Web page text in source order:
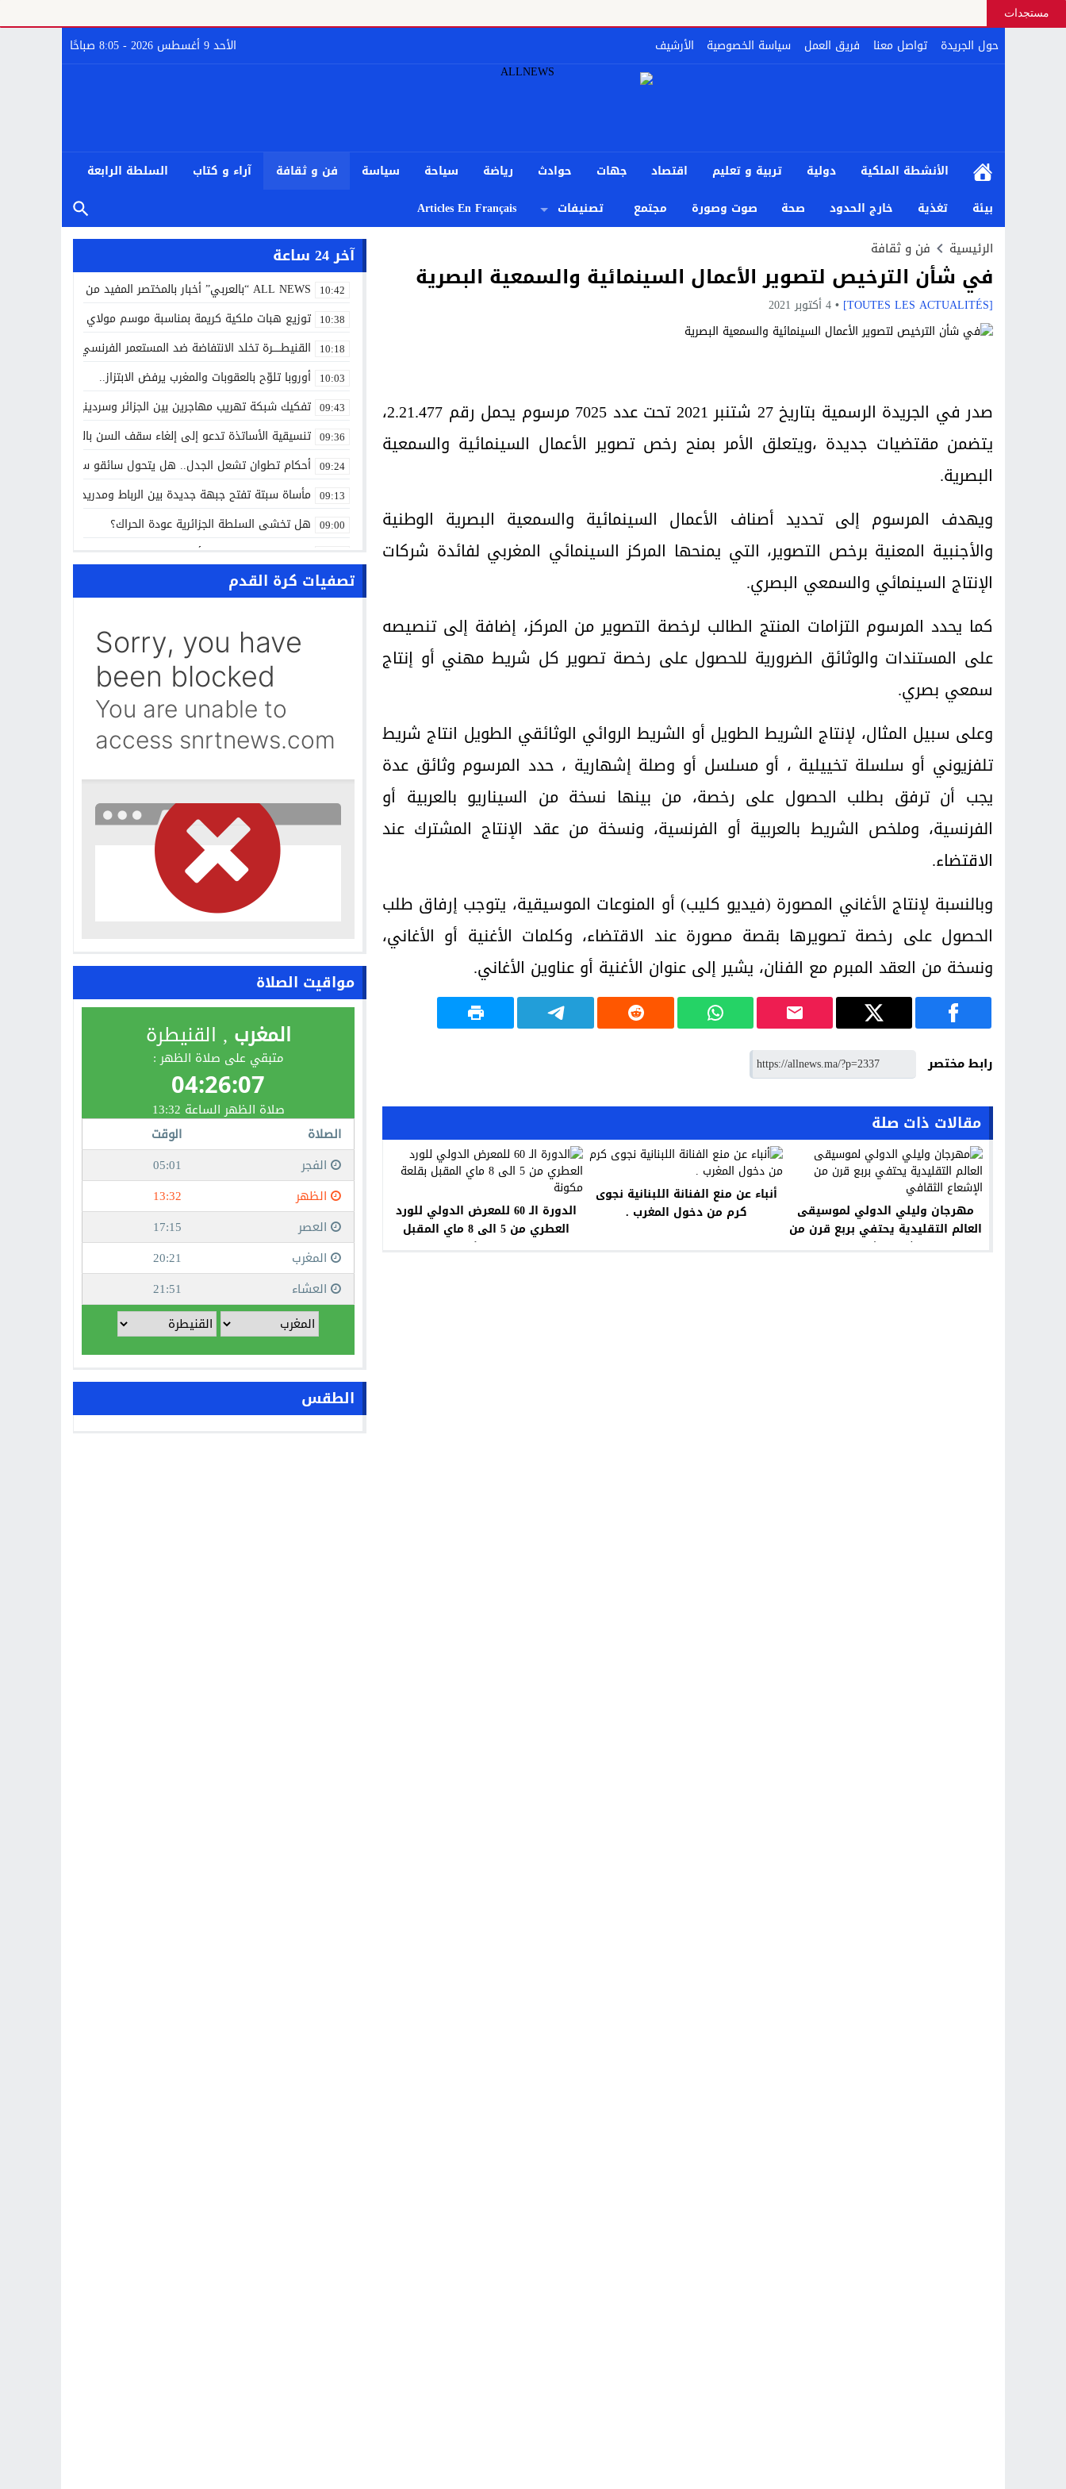
مستجدات
حول الجريدة تواصل معنا فريق العمل سياسة الخصوصية الأرشيف الأحد 9 أغسطس 2026 - 8:05 صباحًا
الأنشطة الملكية دولية تربية و تعليم اقتصاد جهات حوادث رياضة سياحة سياسة فن و ثقافة آراء و كتاب
السلطة الرابعة
بيئة
تغذية خارج الحدود صحة صوت وصورة مجتمع تصنيفات Articles En Français
الرئيسية فن و ثقافة
في شأن الترخيص لتصوير الأعمال السينمائية والسمعية البصرية
[TOUTES LES ACTUALITÉS] 4 أكتوبر 2021
صدر في الجريدة الرسمية بتاريخ 27 شتنبر 2021 تحت عدد 7025 مرسوم يحمل رقم 2.21.477،
يتضمن مقتضيات جديدة ،ويتعلق الأمر بمنح رخص تصوير الأعمال السينمائية والسمعية
البصرية.
ويهدف المرسوم إلى تحديد أصناف الأعمال السينمائية والسمعية البصرية الوطنية
والأجنبية المعنية برخص التصوير، التي يمنحها المركز السينمائي المغربي لفائدة شركات
الإنتاج السينمائي والسمعي البصري.
كما يحدد المرسوم التزامات المنتج الطالب لرخصة التصوير من المركز، إضافة إلى تنصيصه
على المستندات والوثائق الضرورية للحصول على رخصة تصوير كل شريط مهني أو إنتاج
سمعي بصري.
وعلى سبيل المثال، لإنتاج الشريط الطويل أو الشريط الروائي الوثائقي الطويل انتاج شريط
تلفزيوني أو سلسلة تخييلية ، أو مسلسل أو وصلة إشهارية ، حدد المرسوم وثائق عدة
يجب أن ترفق بطلب الحصول على رخصة، من بينها نسخة من السيناريو بالعربية أو
الفرنسية، وملخص الشريط بالعربية أو الفرنسية، ونسخة من عقد الإنتاج المشترك عند
الاقتضاء.
وبالنسبة لإنتاج الأغاني المصورة (فيديو كليب) أو المنوعات الموسيقية، يتوجب إرفاق طلب
الحصول على رخصة تصويرها بقصة مصورة عند الاقتضاء، وكلمات الأغنية أو الأغاني،
ونسخة من العقد المبرم مع الفنان، يشير إلى عنوان الأغنية أو عناوين الأغاني.
رابط مختصر
مقالات ذات صلة
مهرجان وليلي الدولي لموسيقى
العالم التقليدية يحتفي بربع قرن من
الإشعاع الثقافي
أنباء عن منع الفنانة اللبنانية نجوى
كرم من دخول ‏المغرب .‏
الدورة الـ 60 للمعرض الدولي للورد
العطري من 5 الى 8 ماي المقبل
بقلعة مكونة
آخر 24 ساعة
10:42 ALL NEWS “بالعربي” أخبار بالمختصر المفيد من كل حدب وصوب
10:38 توزيع هبات ملكية كريمة بمناسبة موسم مولاي إدريس الأكبر
10:18 القنيطـــــرة تخلد الانتفاضة ضد المستعمر الفرنسي أيام 7 و8 و9 غشت 1954.
10:03 أوروبا تلوّح بالعقوبات والمغرب يرفض الابتزاز..
09:43 تفكيك شبكة تهريب مهاجرين بين الجزائر وسردينيا وفرنسا
09:36 تنسيقية الأساتذة تدعو إلى إلغاء سقف السن بالتوظيف العمومي
09:24 أحكام تطوان تشعل الجدل.. هل يتحول سائقو سيارات الأجرة إلى
09:13 مأساة سبتة تفتح جبهة جديدة بين الرباط ومدريد..
09:00 هل تخشى السلطة الجزائرية عودة الحراك؟
10:13 الاتفاق الفلاحي المغربي الأوروبي يدخل مرحلة الحسم..
حرب الظل الرقمية.. اتهامات للجزائر بتسخير جيوش إلكترونية
واشنطن تفتح ملف المينورسو من العيون..
غضب تونسي في وجه تبون.. رسالة نارية ترفض «الوصاية
تصفيات كرة القدم
مواقيت الصلاة
الطقس